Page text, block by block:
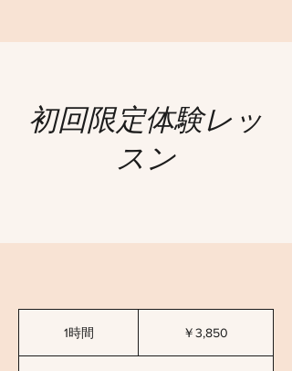
初回限定体験レッ
スン
1時間 ￥3,850